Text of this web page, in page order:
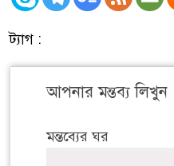
ট্যাগ :
আপনার মন্তব্য লিখুন
মন্তব্যের ঘর